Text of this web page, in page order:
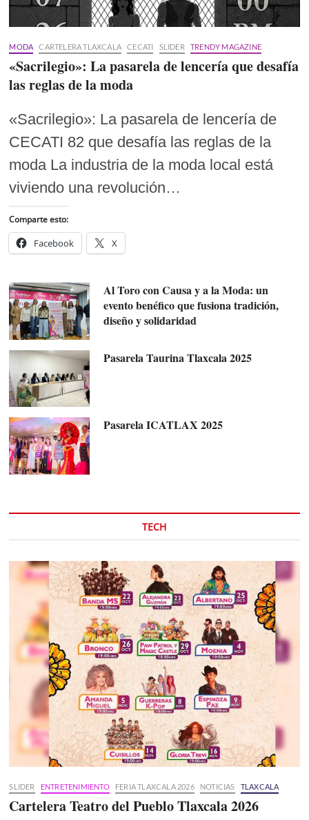
MODA CARTELERA TLAXCALA CECATI SLIDER TRENDY MAGAZINE
«Sacrilegio»: La pasarela de lencería que desafía
las reglas de la moda
«Sacrilegio»: La pasarela de lencería de
CECATI 82 que desafía las reglas de la
moda La industria de la moda local está
viviendo una revolución…
Comparte esto:
Facebook X
Al Toro con Causa y a la Moda: un
evento benéfico que fusiona tradición,
diseño y solidaridad
Pasarela Taurina Tlaxcala 2025
Pasarela ICATLAX 2025
TECH
SLIDER ENTRETENIMIENTO FERIA TLAXCALA 2026 NOTICIAS TLAXCALA
Cartelera Teatro del Pueblo Tlaxcala 2026